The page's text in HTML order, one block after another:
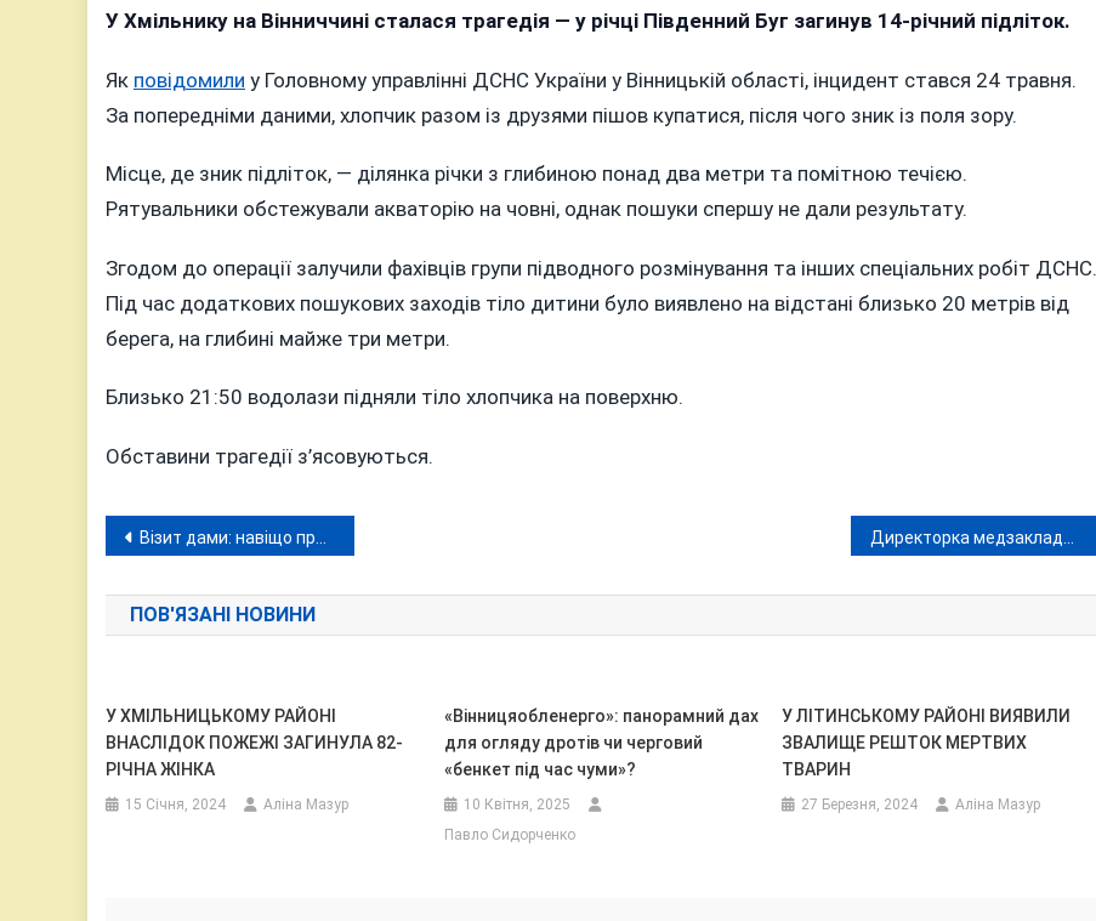
Південному
Потонув
14-
Знайшли
У Хмільнику на Вінниччині сталася трагедія — у річці Південний Буг загинув 14-річний підліток.
Як повідомили у Головному управлінні ДСНС України у Вінницькій області, інцидент стався 24 травня.
За попередніми даними, хлопчик разом із друзями пішов купатися, після чого зник із поля зору.
Місце, де зник підліток, — ділянка річки з глибиною понад два метри та помітною течією.
Рятувальники обстежували акваторію на човні, однак пошуки спершу не дали результату.
Згодом до операції залучили фахівців групи підводного розмінування та інших спеціальних робіт ДСНС.
Під час додаткових пошукових заходів тіло дитини було виявлено на відстані близько 20 метрів від
берега, на глибині майже три метри.
Близько 21:50 водолази підняли тіло хлопчика на поверхню.
Обставини трагедії з’ясовуються.
Навігація
записів
Візит дами: навіщо прем’єр-міністерка Свириденко приїздила до Вінниці Директорка медзакладу у Вороновиці виписувала собі премії, приховуючи мільйонні статки?
ПОВ'ЯЗАНІ НОВИНИ
У ХМІЛЬНИЦЬКОМУ РАЙОНІ
ВНАСЛІДОК ПОЖЕЖІ ЗАГИНУЛА 82-
РІЧНА ЖІНКА
15 Січня, 2024 Аліна Мазур
«Вінницяобленерго»: панорамний дах
для огляду дротів чи черговий
«бенкет під час чуми»?
10 Квітня, 2025
Павло Сидорченко
У ЛІТИНСЬКОМУ РАЙОНІ ВИЯВИЛИ
ЗВАЛИЩЕ РЕШТОК МЕРТВИХ
ТВАРИН
27 Березня, 2024 Аліна Мазур